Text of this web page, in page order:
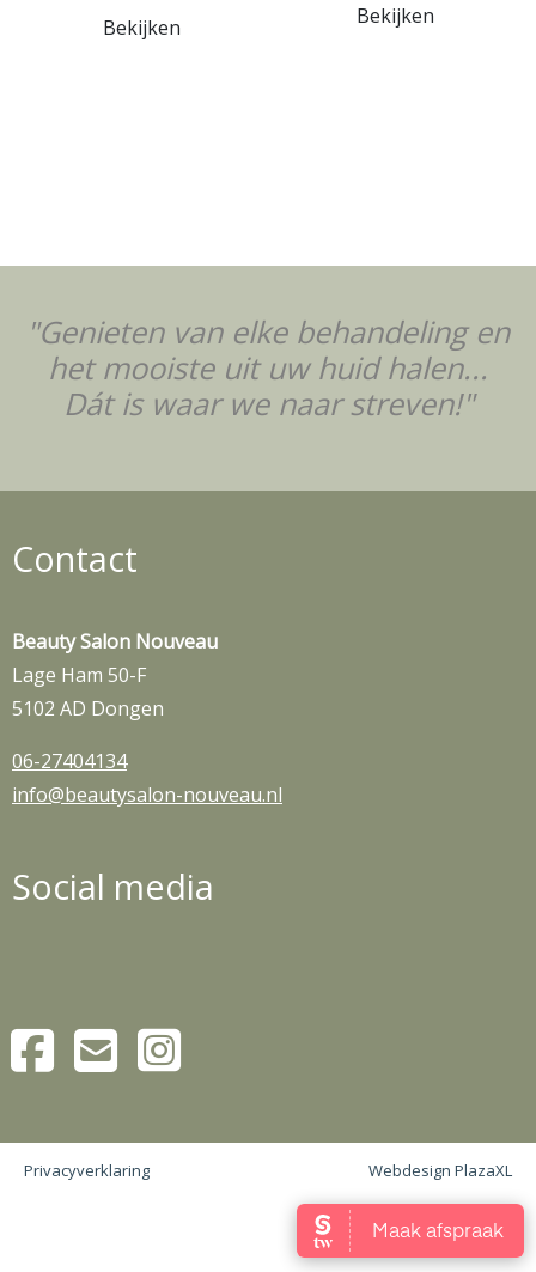
Bekijken
Bekijken
"Genieten van elke behandeling en
het mooiste uit uw huid halen...
Dát is waar we naar streven!"
Contact
Beauty Salon Nouveau
Lage Ham 50-F
5102 AD Dongen
06-27404134
info@beautysalon-nouveau.nl
Social media
Privacyverklaring Webdesign PlazaXL